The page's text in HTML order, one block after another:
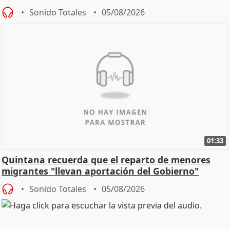
Sonido Totales 05/08/2026
01:33
Quintana recuerda que el reparto de menores
migrantes "llevan aportación del Gobierno"
central
Sonido Totales 05/08/2026